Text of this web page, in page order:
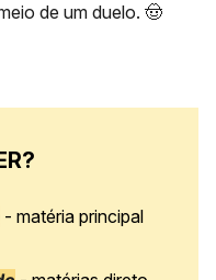
de um duelo. 🤠
- matéria principal